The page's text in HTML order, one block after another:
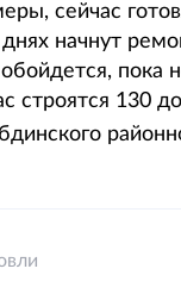
сейчас
днях начнут
пока
строятся 130